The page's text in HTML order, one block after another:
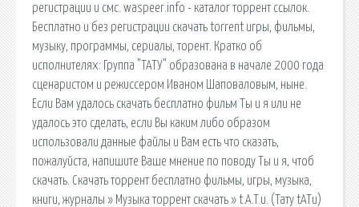
регистрации и смс. waspeer.info - каталог торрент ссылок.
Бесплатно и без регистрации скачать torrent игры, фильмы,
музыку, программы, сериалы, торент. Кратко об
исполнителях: Группа "ТАТУ" образована в начале 2000 года
сценаристом и режиссером Иваном Шаповаловым, ныне.
Если Вам удалось скачать бесплатно фильм Ты и я или не
удалось это сделать, если Вы каким либо образом
использовали данные файлы и Вам есть что сказать,
пожалуйста, напишите Ваше мнение по поводу Ты и я, чтоб
скачать. Скачать торрент бесплатно фильмы, игры, музыка,
книги, журналы » Музыка торрент скачать » t.A.T.u. (Тату tATu)